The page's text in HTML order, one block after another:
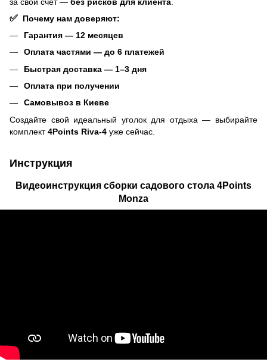
✅ Почему нам доверяют:
Гарантия — 12 месяцев
Оплата частями — до 6 платежей
Быстрая доставка — 1–3 дня
Оплата при получении
Самовывоз в Киеве
Создайте свой идеальный уголок для отдыха — выбирайте
комплект4Points Riva-4 уже сейчас.
Инструкция
Видеоинструкция сборки садового стола 4Points
Monza